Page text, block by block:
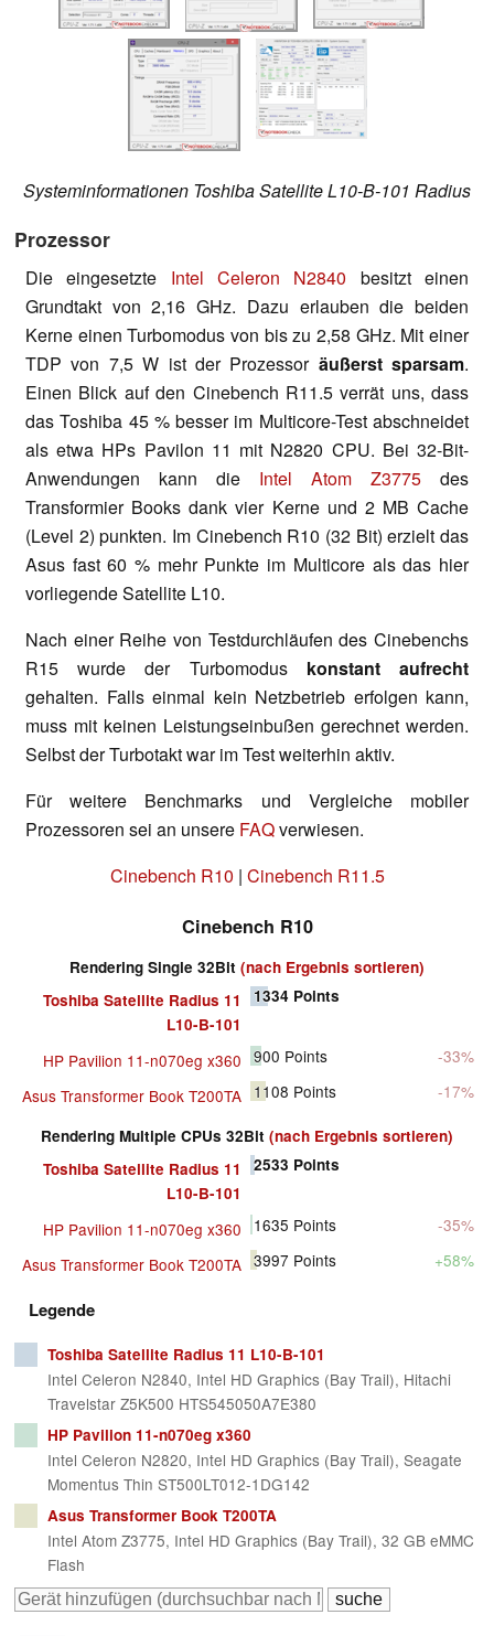
Systeminformationen Toshiba Satellite L10-B-101 Radius
Prozessor
Die eingesetzte Intel Celeron N2840 besitzt einen
Grundtakt von 2,16 GHz. Dazu erlauben die beiden
Kerne einen Turbomodus von bis zu 2,58 GHz. Mit einer
TDP von 7,5 W ist der Prozessor äußerst sparsam.
Einen Blick auf den Cinebench R11.5 verrät uns, dass
das Toshiba 45 % besser im Multicore-Test abschneidet
als etwa HPs Pavilon 11 mit N2820 CPU. Bei 32-Bit-
Anwendungen kann die Intel Atom Z3775 des
Transformier Books dank vier Kerne und 2 MB Cache
(Level 2) punkten. Im Cinebench R10 (32 Bit) erzielt das
Asus fast 60 % mehr Punkte im Multicore als das hier
vorliegende Satellite L10.
Nach einer Reihe von Testdurchläufen des Cinebenchs
R15 wurde der Turbomodus konstant aufrecht
gehalten. Falls einmal kein Netzbetrieb erfolgen kann,
muss mit keinen Leistungseinbußen gerechnet werden.
Selbst der Turbotakt war im Test weiterhin aktiv.
Für weitere Benchmarks und Vergleiche mobiler
Prozessoren sei an unsere FAQverwiesen.
Cinebench R10 | Cinebench R11.5
Cinebench R10
Rendering Single 32Bit (nach Ergebnis sortieren)
Toshiba Satellite Radius 11
L10-B-101
1334 Points
HP Pavilion 11-n070eg x360 900 Points
-33%
Asus Transformer Book T200TA 1108 Points -17%
Rendering Multiple CPUs 32Bit (nach Ergebnis sortieren)
Toshiba Satellite Radius 11
L10-B-101
2533 Points
HP Pavilion 11-n070eg x360 1635 Points
-35%
Asus Transformer Book T200TA 3997 Points +58%
Legende
Toshiba Satellite Radius 11 L10-B-101
Intel Celeron N2840, Intel HD Graphics (Bay Trail), Hitachi
Travelstar Z5K500 HTS545050A7E380
HP Pavilion 11-n070eg x360
Intel Celeron N2820, Intel HD Graphics (Bay Trail), Seagate
Momentus Thin ST500LT012-1DG142
Asus Transformer Book T200TA
Intel Atom Z3775, Intel HD Graphics (Bay Trail), 32 GB eMMC
Flash